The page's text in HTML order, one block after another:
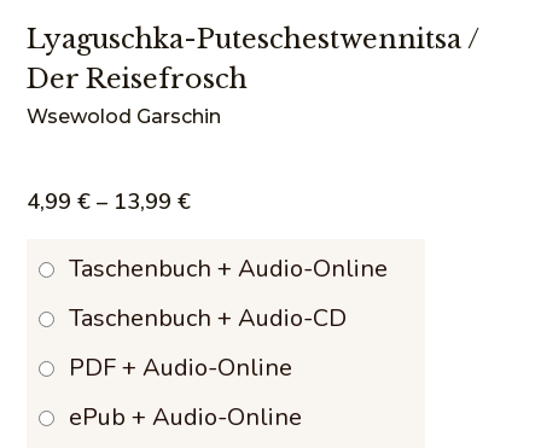
Lyaguschka-Puteschestwennitsa /
Der Reisefrosch
Wsewolod Garschin
4,99€ – 13,99€Preisspanne:
Taschenbuch + Audio-Online
Taschenbuch + Audio-CD
PDF + Audio-Online
ePub + Audio-Online